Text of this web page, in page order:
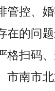
管控、
在的问
格扫码
市南市